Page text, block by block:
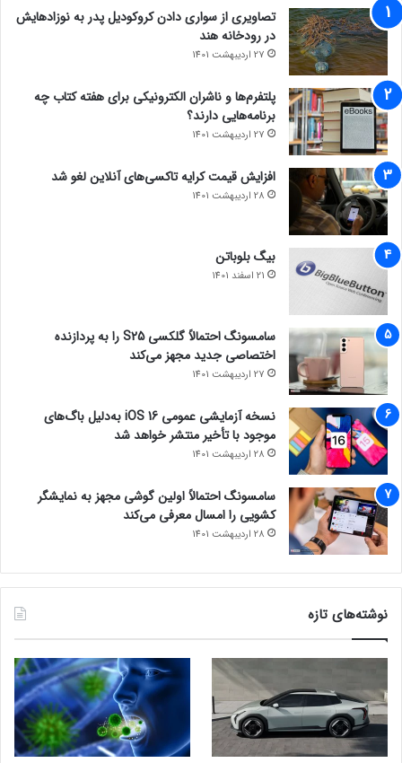
تصاویری از سواری دادن کروکودیل پدر به نوزادهایش
در رودخانه هند
27 اردیبهشت 1401
پلتفرم‌ها و ناشران الکترونیکی برای هفته کتاب چه
برنامه‌هایی دارند؟
27 اردیبهشت 1401
افزایش قیمت کرایه تاکسی‌های آنلاین لغو شد
28 اردیبهشت 1401
بیگ بلوباتن
21 اسفند 1401
سامسونگ احتمالاً گلکسی S25 را به پردازنده
اختصاصی جدید مجهز می‌کند
27 اردیبهشت 1401
نسخه آزمایشی عمومی iOS 16 به‌دلیل باگ‌های
موجود با تأخیر منتشر خواهد شد
28 اردیبهشت 1401
سامسونگ احتمالاً اولین گوشی مجهز به نمایشگر
کشویی را امسال معرفی می‌کند
28 اردیبهشت 1401
نوشته‌های تازه